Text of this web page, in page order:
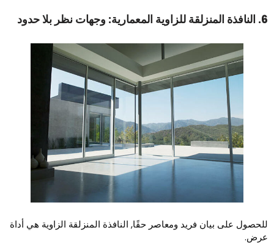
على بيان فريد ومعاصر حقًا, النافذة المنزلقة الزاوية هي أداة